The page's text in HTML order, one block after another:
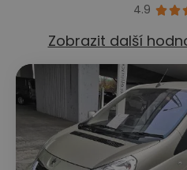
4.9 
Zobrazit další